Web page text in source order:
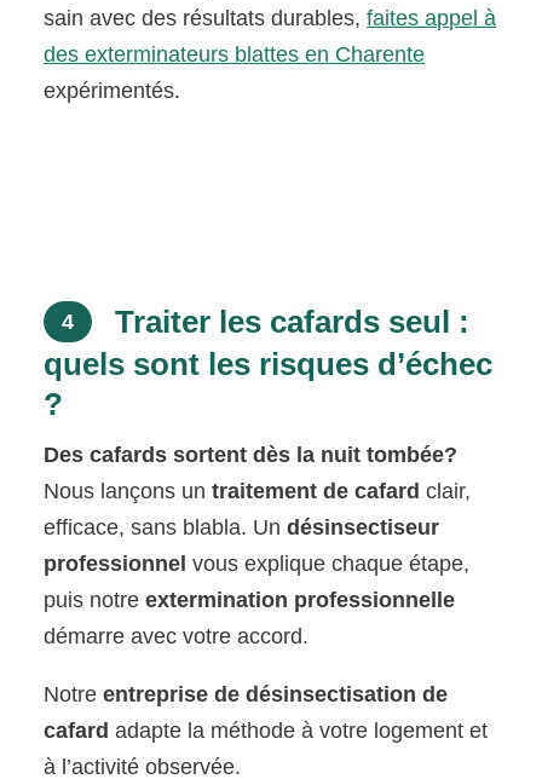
sain avec des résultats durables,faites appel à
des exterminateurs blattes en Charente
expérimentés.
4
Traiter les cafards seul :
quels sont les risques d’échec
?
Des cafards sortent dès la nuit tombée?
Nous lançons untraitement de cafard clair,
efficace, sans blabla. Undésinsectiseur
professionnel vous explique chaque étape,
puis notreextermination professionnelle
démarre avec votre accord.
Notreentreprise de désinsectisation de
cafard adapte la méthode à votre logement et
à l’activité observée.